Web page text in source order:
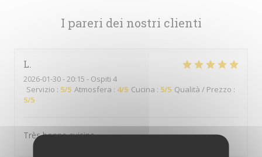
I pareri dei nostri clienti
L
2026-01-30- 20:15 - Ospiti 4
Servizio : 5/5 Atmosfera : 4/5 Cucina : 5/5 Qualità / Prezzo :
5/5
Très bonne cuisine